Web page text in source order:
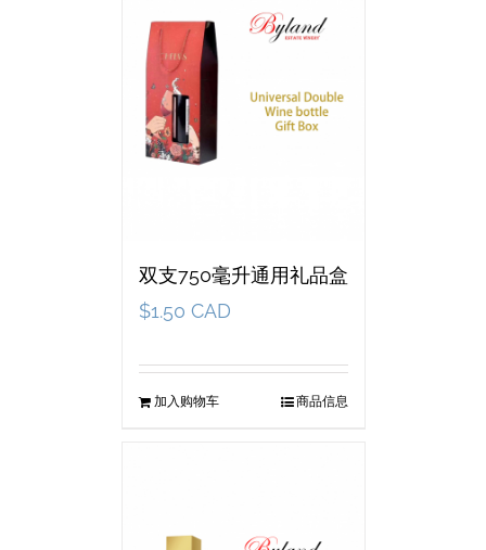
双支750毫升通用礼品盒
$1.50 CAD
加入购物车 商品信息